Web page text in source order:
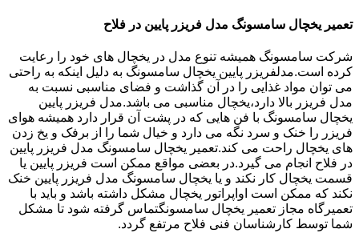
تعمیر یخچال سامسونگ مدل فریزر پایین در فلاح
شرکت سامسونگ همیشه تنوع مدل در یخچال های خود را رعایت
کرده است.مدلفریزر پایین یخچال سامسونگ به دلیل اینکه به راحتی
می توان مواد غذایی را در آن گذاشت و فضای مناسبی نسبت به
مدل فریزر بالا دارد،یخچال مناسبی می باشد.مدل فریزر پایین
یخچال سامسونگ با فن هایی که در پشت آن قرار دارد همیشه هوای
فریزر را خنک و سرد نگه می دارد و خیال شما را از برفک و یخ زدن
های یخچال راحت می کند.تعمیر یخچال سامسونگ مدل فریزر پایین
در فلاح انجام می گیرد.در بعضی مواقع ممکن است فریزر پایین یا
قسمت یخچال کار نکند و یا یخچال سامسونگ مدل فریزر پایین خنک
نکند که ممکن است اواپراتور یخچال مشکل داشته باشد و باید با
تعمیرگاه مجاز تعمیر یخچال سامسونگتماس گرفته شود تا مشکل
شما توسط کارشناسان فنی فلاح مرتفع گردد.